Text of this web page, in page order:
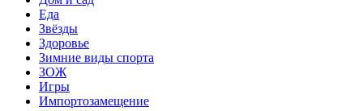
Еда
Звёзды
Здоровье
Зимние виды спорта
ЗОЖ
Игры
Импортозамещение